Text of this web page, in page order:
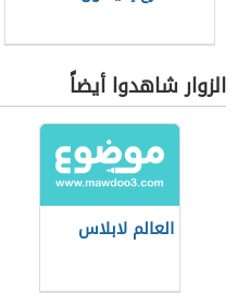
الزوار شاهدوا أيضاً
العالم لابلاس